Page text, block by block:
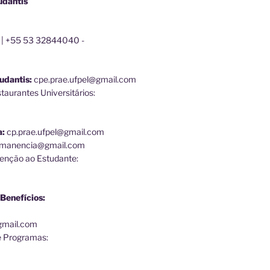
+55 53 32844040 -
cpe.prae.ufpel@gmail.com
Universitários:
cp.prae.ufpel@gmail.com
ao Estudante:
Programas: